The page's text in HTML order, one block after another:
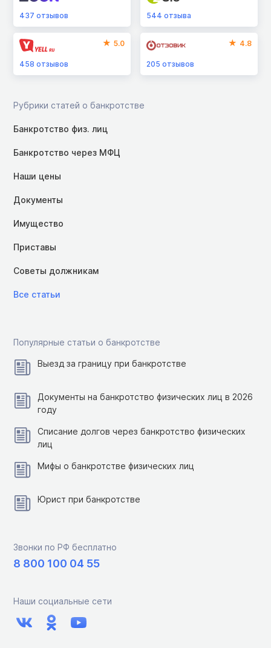
437 отзывов 544отзыва
5.0
458 отзывов
4.8
205отзывов
Рубрики статей о банкротстве
Банкротство физ. лиц
Банкротство через МФЦ
Наши цены
Документы
Имущество
Приставы
Советы должникам
Все статьи
Популярные статьи о банкротстве
Выезд за границу при банкротстве
Документы на банкротство физических лиц в 2026
году
Списание долгов через банкротство физических
лиц
Мифы о банкротстве физических лиц
Юрист при банкротстве
Звонки по РФ бесплатно
8 800 100 04 55
Наши социальные сети